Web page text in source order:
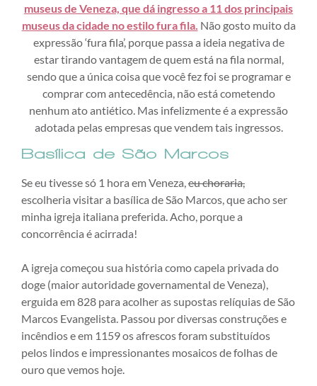
museus de Veneza, que dá ingresso a 11 dos principais
museus da cidade no estilo fura fila. Não gosto muito da
expressão ‘fura fila’, porque passa a ideia negativa de
estar tirando vantagem de quem está na fila normal,
sendo que a única coisa que você fez foi se programar e
comprar com antecedência, não está cometendo
nenhum ato antiético. Mas infelizmente é a expressão
adotada pelas empresas que vendem tais ingressos.
Basílica de São Marcos
Se eu tivesse só 1 hora em Veneza,eu choraria,
escolheria visitar a basílica de São Marcos, que acho ser
minha igreja italiana preferida. Acho, porque a
concorrência é acirrada!
A igreja começou sua história como capela privada do
doge (maior autoridade governamental de Veneza),
erguida em 828 para acolher as supostas relíquias de São
Marcos Evangelista. Passou por diversas construções e
incêndios e em 1159 os afrescos foram substituídos
pelos lindos e impressionantes mosaicos de folhas de
ouro que vemos hoje.